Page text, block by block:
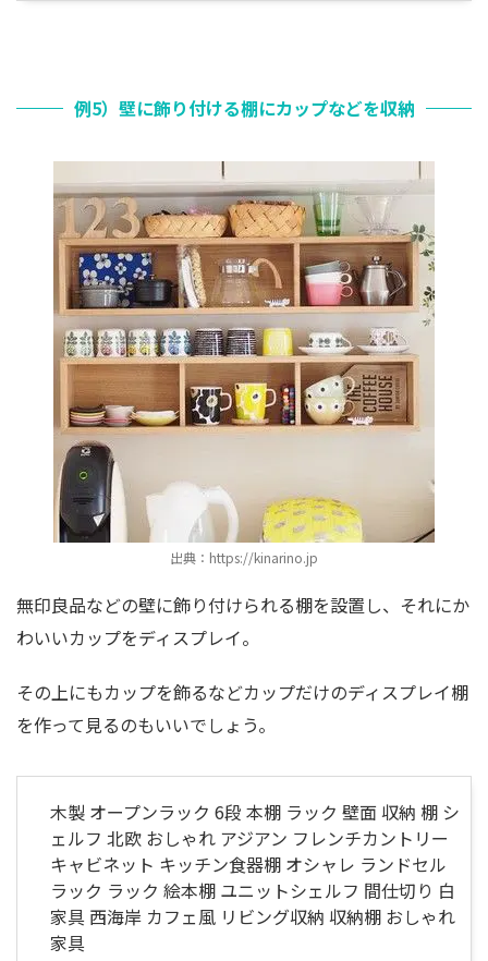
例5）壁に飾り付ける棚にカップなどを収納
出典：https://kinarino.jp
無印良品などの壁に飾り付けられる棚を設置し、それにか
わいいカップをディスプレイ。
その上にもカップを飾るなどカップだけのディスプレイ棚
を作って見るのもいいでしょう。
木製 オープンラック 6段 本棚 ラック 壁面 収納 棚 シ
ェルフ 北欧 おしゃれ アジアン フレンチカントリー
キャビネット キッチン食器棚 オシャレ ランドセル
ラック ラック 絵本棚 ユニットシェルフ 間仕切り 白
家具 西海岸 カフェ風 リビング収納 収納棚 おしゃれ
家具